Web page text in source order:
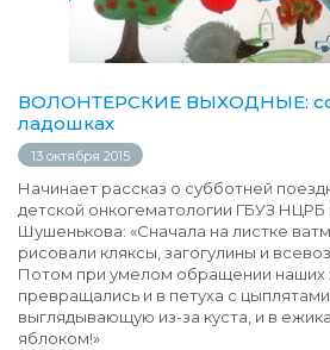
ВОЛОНТЕРСКИЕ ВЫХОДНЫЕ:
ладошках
13 октября 2015
Начинает рассказ о субботней
детской онкогематологии ГБУЗ
Шушенькова: «Сначала на листке
рисовали кляксы, загогулины и
Потом при умелом обращении наших
превращались и в петуха с
выглядывающую из-за куста, и в
яблоком!»